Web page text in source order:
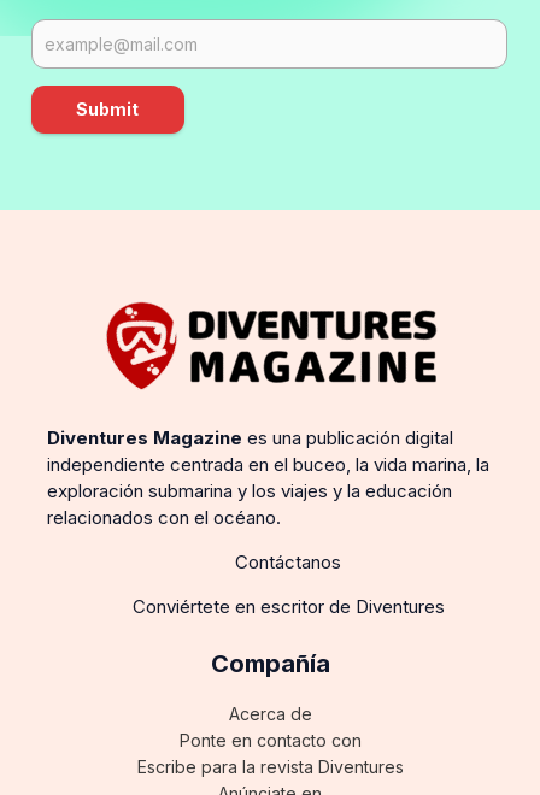
Submit
Diventures Magazine es una publicación digital
independiente centrada en el buceo, la vida marina, la
exploración submarina y los viajes y la educación
relacionados con el océano.
Contáctanos
Conviértete en escritor de Diventures
Compañía
Acerca de
Ponte en contacto con
Escribe para la revista Diventures